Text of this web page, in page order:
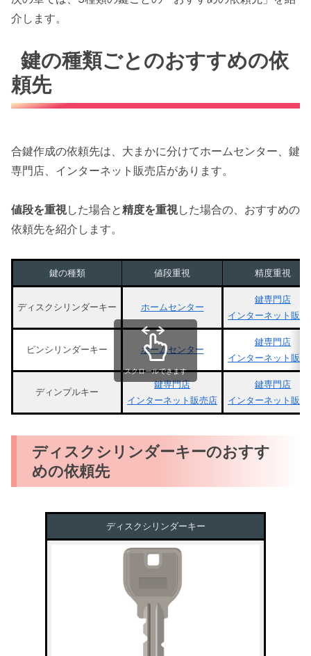
介します。
鍵の種類ごとのおすすめの依
頼先
合鍵作成の依頼先は、大まかに分けてホームセンター、鍵
専門店、インターネット販売店があります。
値段を重視した場合と精度を重視した場合の、おすすめの
依頼先を紹介します。
鍵の種類 値段重視 精度重視
ディスクシリンダーキー ホームセンター
鍵専門店
インターネット販売
ピンシリンダーキー ホームセンター
鍵専門店
インターネット販売
ディンプルキー
鍵専門店
インターネット販売店
鍵専門店
インターネット販売
スクロールできます
ディスクシリンダーキーのおすす
めの依頼先
ディスクシリンダーキー